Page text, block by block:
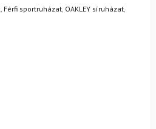
Semmi gond – a terméket
napon belül, indoklás nélkül.
, Férfi sportruházat, OAKLEY síruházat,